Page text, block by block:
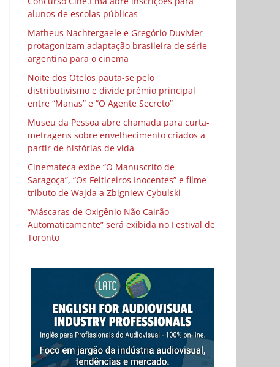
alunos de escolas públicas
Matheus Nachtergaele e Gregório Duvivier
protagonizam adaptação brasileira de série
argentina para o cinema
Noite dos Otelos pauta-se pelo
distributivismo e divide prêmio principal
entre “Manas” e “O Agente Secreto”
Museu da Pessoa abre chamada para curta-
metragens sobre envelhecimento criados a
partir de histórias de vida
Cinemateca exibe “O Manuscrito de
Saragoça”, “Os Feiticeiros Inocentes” e filme-
tributo de Wajda a Zbigniew Cybulski
“Máscaras de Oxigênio Não Cairão
Automaticamente” será exibida no Festival de
Toronto